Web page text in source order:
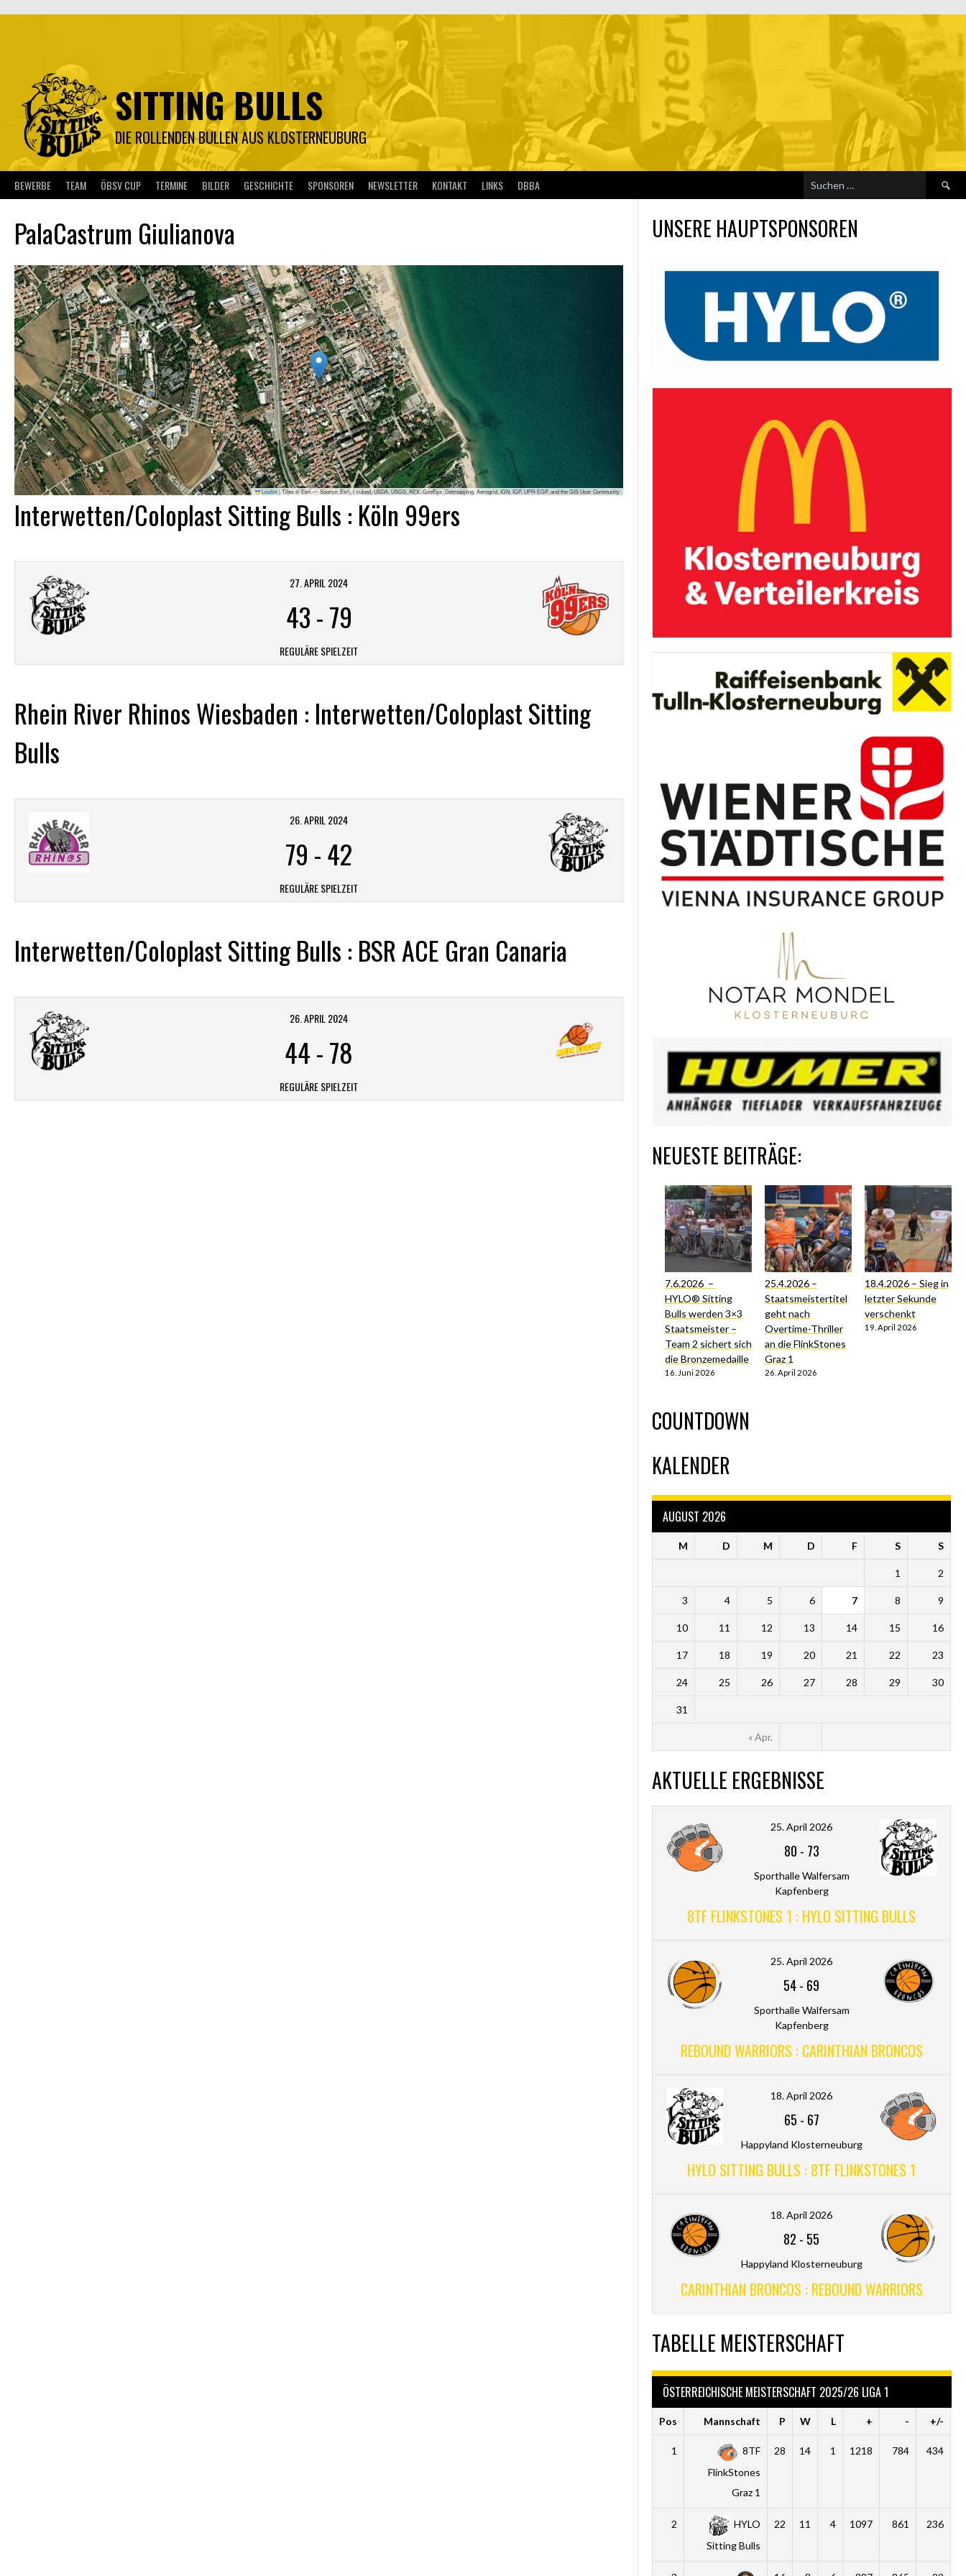
SITTING BULLS
DIE ROLLENDEN BULLEN AUS KLOSTERNEUBURG
BEWERBE TEAM ÖBSV CUP TERMINE BILDER GESCHICHTE SPONSOREN NEWSLETTER KONTAKT LINKS DBBA
Suchen
nach:
PalaCastrum Giulianova
Leaflet|Tiles © Esri — Source: Esri, i-cubed, USDA, USGS, AEX, GeoEye, Getmapping, Aerogrid, IGN, IGP, UPR-EGP, and the GIS User Community
Interwetten/Coloplast Sitting Bulls : Köln 99ers
27. APRIL 2024
43-79
REGULÄRE SPIELZEIT
Rhein River Rhinos Wiesbaden : Interwetten/Coloplast Sitting
Bulls
26. APRIL 2024
79 -42
REGULÄRE SPIELZEIT
Interwetten/Coloplast Sitting Bulls : BSR ACE Gran Canaria
26. APRIL 2024
44-78
REGULÄRE SPIELZEIT
UNSERE HAUPTSPONSOREN
NEUESTE BEITRÄGE:
7.6.2026 –
HYLO® Sitting
Bulls werden 3×3
Staatsmeister –
Team 2 sichert sich
die Bronzemedaille
16. Juni 2026
25.4.2026 –
Staatsmeistertitel
geht nach
Overtime-Thriller
an die FlinkStones
Graz 1
26. April 2026
18.4.2026 – Sieg in
letzter Sekunde
verschenkt
19. April 2026
COUNTDOWN
KALENDER
AUGUST 2026
M D M D F S S
« Apr.
1 2
3 4 5 6 7 8 9
10 11 12 13 14 15 16
17 18 19 20 21 22 23
24 25 26 27 28 29 30
31
AKTUELLE ERGEBNISSE
25. April 2026
80 - 73
Sporthalle Walfersam
Kapfenberg
8TF FLINKSTONES 1 : HYLO SITTING BULLS
25. April 2026
54- 69
Sporthalle Walfersam
Kapfenberg
REBOUND WARRIORS : CARINTHIAN BRONCOS
18. April 2026
65 - 67
Happyland Klosterneuburg
HYLO SITTING BULLS : 8TF FLINKSTONES 1
18. April 2026
82 - 55
Happyland Klosterneuburg
CARINTHIAN BRONCOS : REBOUND WARRIORS
TABELLE MEISTERSCHAFT
ÖSTERREICHISCHE MEISTERSCHAFT 2025/26 LIGA 1
Pos Mannschaft P W L + - +/-
1
8TF
FlinkStones
Graz 1
28 14 1 1218 784 434
2
HYLO
Sitting Bulls
22 11 4 1097 861 236